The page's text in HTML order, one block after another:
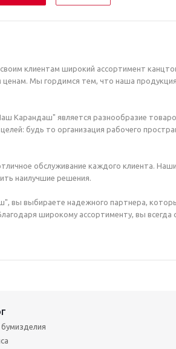
клиентам широкий ассортимент
Мы гордимся тем, что наша
Карандаш" является разнообразие
будь то организация рабочего
обслуживание каждого клиента.
наилучшие решения.
вы выбираете надежного партнера,
широкому ассортименту, вы всегда
бумизделия